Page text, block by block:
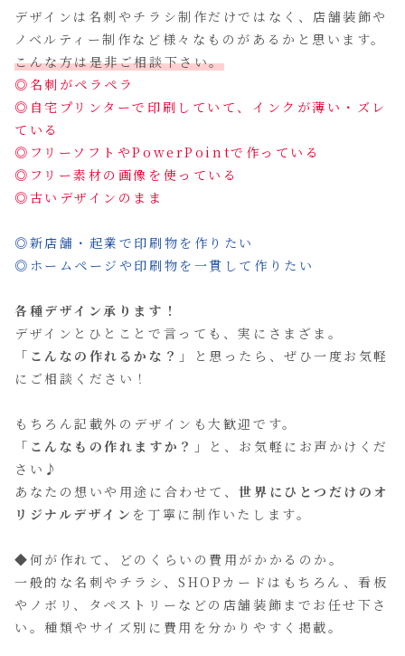
デザインは名刺やチラシ制作だけではなく、店舗装飾や
ノベルティー制作など様々なものがあるかと思います。
こんな方は是非ご相談下さい。
◎名刺がペラペラ
◎自宅プリンターで印刷していて、インクが薄い・ズレ
ている
◎フリーソフトやPowerPointで作っている
◎フリー素材の画像を使っている
◎古いデザインのまま
◎新店舗・起業で印刷物を作りたい
◎ホームページや印刷物を一貫して作りたい
各種デザイン承ります！
デザインとひとことで言っても、実にさまざま。
「こんなの作れるかな？」
と思ったら、ぜひ一度お気軽
にご相談ください！
もちろん記載外のデザインも大歓迎です。
「こんなもの作れますか？」
と、お気軽にお声かけくだ
さい♪
あなたの想いや用途に合わせて、世界にひとつだけのオ
リジナルデザイン を丁寧に制作いたします。
◆何が作れて、どのくらいの費用がかかるのか。
一般的な名刺やチラシ、SHOPカードはもちろん、看板
やノボリ、タペストリーなどの店舗装飾までお任せ下さ
い。種類やサイズ別に費用を分かりやすく掲載。